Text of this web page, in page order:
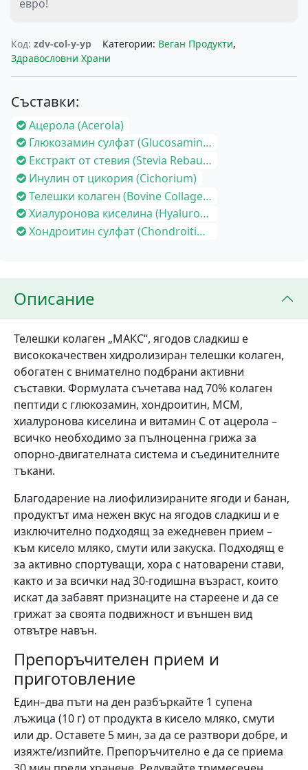
евро!
Код: zdv-col-y-yp Категории: Веган Продукти,
Здравословни Храни
Съставки:
Ацерола (Acerola)
Глюкозамин сулфат (Glucosamine Sulfate 2KCl)
Екстракт от стевия (Stevia Rebaudiana Extract)
Инулин от цикория (Cichorium)
Телешки колаген (Bovine Collagen)
Хиалуронова киселина (Hyaluronic Acid)
Хондроитин сулфат (Chondroitin Sulfate)
Описание
Телешки колаген „МАКС“, ягодов сладкиш e
висококачествен хидролизиран телешки колаген,
обогатен с внимателно подбрани активни
съставки. Формулата съчетава над 70% колаген
пептиди с глюкозамин, хондроитин, МСМ,
хиалуронова киселина и витамин C от ацерола –
всичко необходимо за пълноценна грижа за
опорно-двигателната система и съединителните
тъкани.
Благодарение на лиофилизираните ягоди и банан,
продуктът има нежен вкус на ягодов сладкиш и е
изключително подходящ за ежедневен прием –
към кисело мляко, смути или закуска. Подходящ е
за активно спортуващи, хора с натоварени стави,
както и за всички над 30-годишна възраст, които
искат да забавят признаците на стареене и да се
грижат за своята подвижност и външен вид
отвътре навън.
Препоръчителен прием и
приготовление
Един–два пъти на ден разбъркайте 1 супена
лъжица (10 г) от продукта в кисело мляко, смути
или др. Оставете 5 мин, за да се разтвори добре, и
изяжте/изпийте. Препоръчително е да се приема